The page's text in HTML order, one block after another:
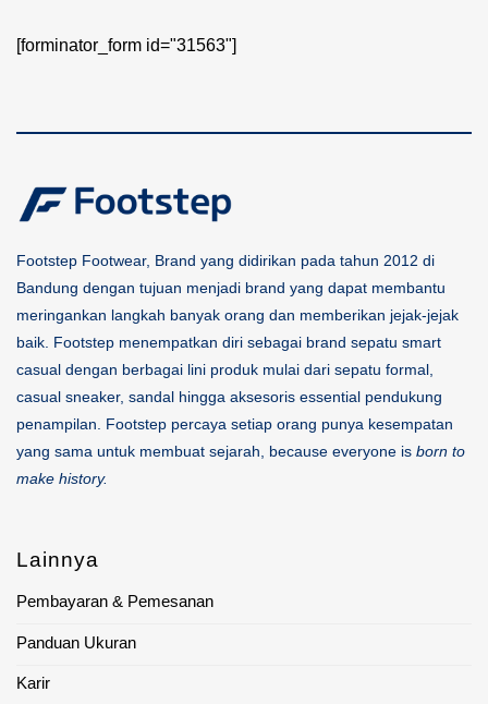
[forminator_form id="31563"]
Footstep Footwear, Brand yang didirikan pada tahun 2012 di
Bandung dengan tujuan menjadi brand yang dapat membantu
meringankan langkah banyak orang dan memberikan jejak-jejak
baik. Footstep menempatkan diri sebagai brand sepatu smart
casual dengan berbagai lini produk mulai dari sepatu formal,
casual sneaker, sandal hingga aksesoris essential pendukung
penampilan. Footstep percaya setiap orang punya kesempatan
yang sama untuk membuat sejarah, because everyone is born to
make history.
Lainnya
Pembayaran & Pemesanan
Panduan Ukuran
Karir